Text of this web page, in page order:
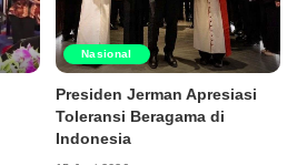
Nasional
Presiden Jerman Apresiasi
Toleransi Beragama di
Indonesia